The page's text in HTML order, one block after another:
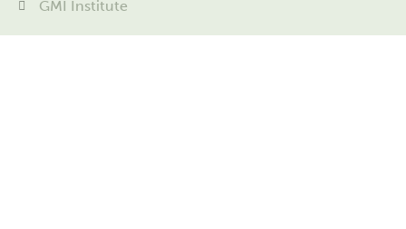
GMI Institute